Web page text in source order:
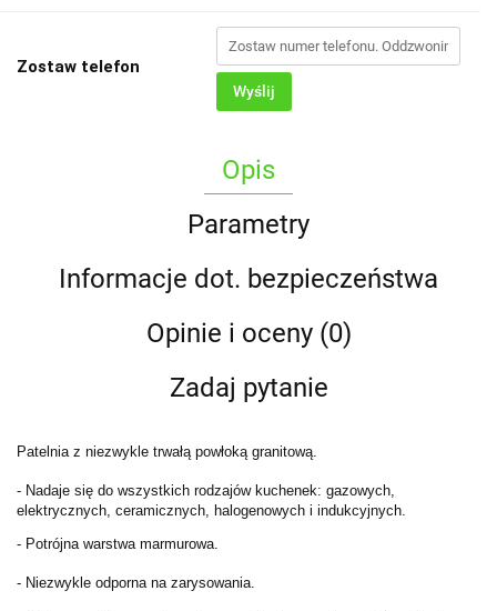
Zostaw telefon
Wyślij
Opis
Parametry
Informacje dot. bezpieczeństwa
Opinie i oceny (0)
Zadaj pytanie
Patelnia z niezwykle trwałą powłoką granitową.
- Nadaje się do wszystkich rodzajów kuchenek: gazowych,
elektrycznych, ceramicznych, halogenowych i indukcyjnych.
- Potrójna warstwa marmurowa.
- Niezwykle odporna na zarysowania.